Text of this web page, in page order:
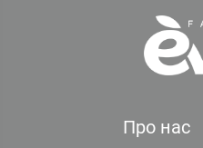
Про нас